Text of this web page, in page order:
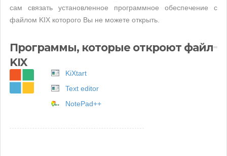
сам связать установленное программное обеспечение с
файлом KIX которого Вы не можете открыть.
Программы, которые откроют файл
KIX
KiXtart
Text editor
NotePad++